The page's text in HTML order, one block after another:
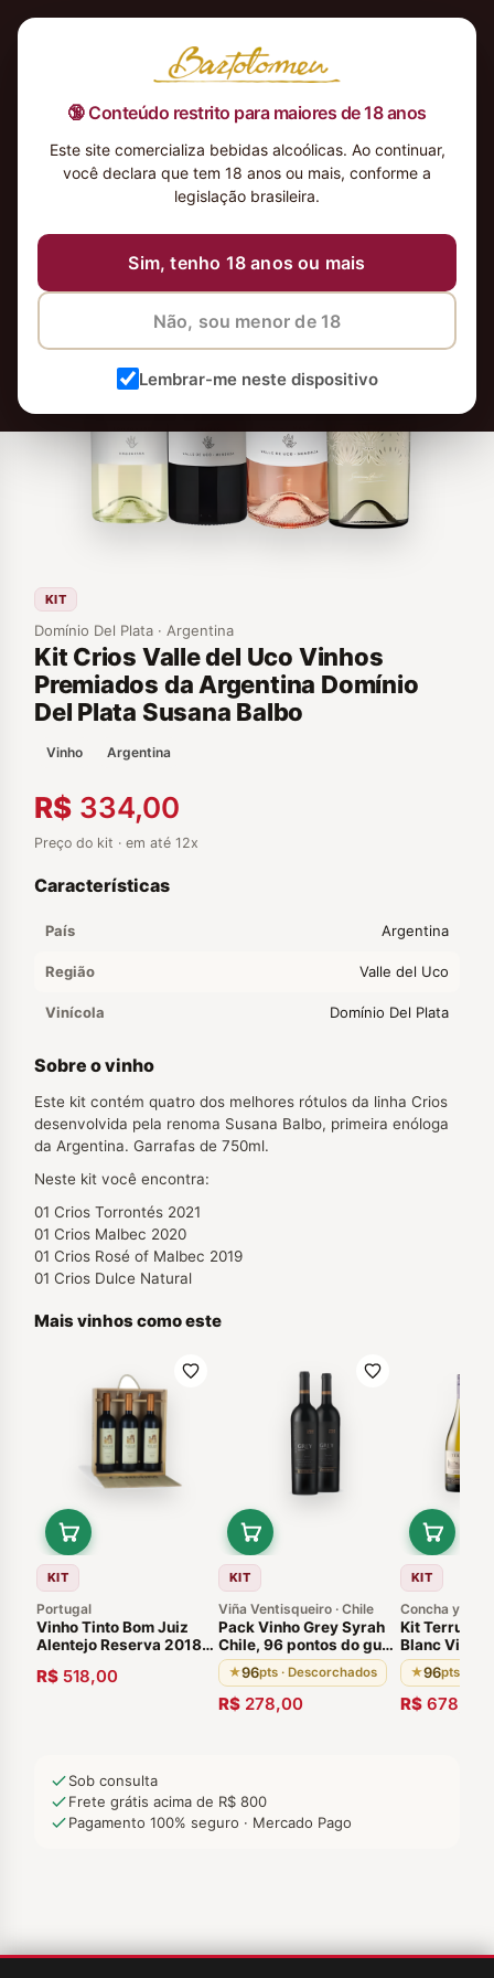
🔞 Conteúdo restrito para maiores de 18 anos
Este site comercializa bebidas alcoólicas. Ao continuar,
você declara que tem 18 anos ou mais, conforme a
legislação brasileira.
Sim, tenho 18 anos ou mais
Não, sou menor de 18
Lembrar-me neste dispositivo
KIT
Domínio Del Plata · Argentina
Kit Crios Valle del Uco Vinhos
Premiados da Argentina Domínio
Del Plata Susana Balbo
Vinho Argentina
R$ 334,00
Preço do kit · em até 12x
Características
País Argentina
Região Valle del Uco
Vinícola Domínio Del Plata
Sobre o vinho
Este kit contém quatro dos melhores rótulos da linha Crios
desenvolvida pela renoma Susana Balbo, primeira enóloga
da Argentina. Garrafas de 750ml.
Neste kit você encontra:
01 Crios Torrontés 2021
01 Crios Malbec 2020
01 Crios Rosé of Malbec 2019
01 Crios Dulce Natural
Mais vinhos como este
KIT
Portugal
Vinho Tinto Bom Juiz
Alentejo Reserva 2018-
Garrafas
R$ 518,00
KIT
Viña Ventisqueiro · Chile
Pack Vinho Grey Syrah
Chile, 96 pontos do guia
Descorchados. 100% do
vinho é envelhecido em
barricas de carvalho
francês por 18 meses,
★96pts · Descorchados
R$ 278,00
KIT
Concha y Toro
Kit Terrunyo
Blanc
Região Valle
Casablanca
Concha y
★96pts ·
R$ 678,00
Sob consulta
Frete grátis acima de R$ 800
Pagamento 100% seguro · Mercado Pago